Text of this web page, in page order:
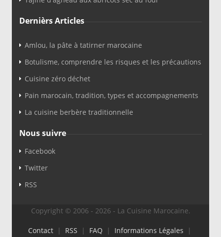
Dernièrs Articles
Amlou, la pâte à tatirner marocaine
Botulisme, comprendre les risques et les précautions
Cuisine zéro déchet
Pain marocain, tradition, types et accompagnements
La cuisine berbère traditionnelle
Nous suivre
Facebook
Twitter
RSS
Copyright © 2006 - 2026 - La Cuisine Marocaine.
Contact| RSS | FAQ | Informations Légales |